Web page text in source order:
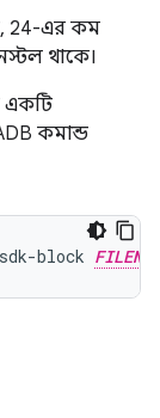
24-এর কম
থাকে।
একটি
কমান্ড
block